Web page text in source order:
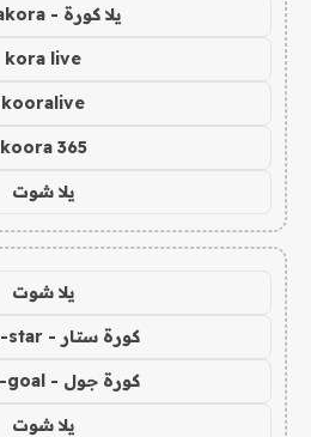
يلا كورة - yallakora
kora live
kooralive
koora 365
يلا شوت
يلا شوت
كورة ستار - koora-star
كورة جول - koora-goal
يلا شوت